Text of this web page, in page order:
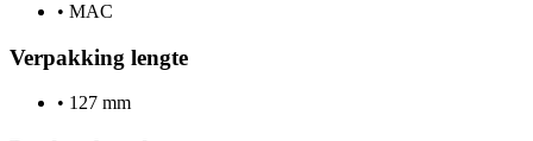
• MAC
Verpakking lengte
• 127 mm